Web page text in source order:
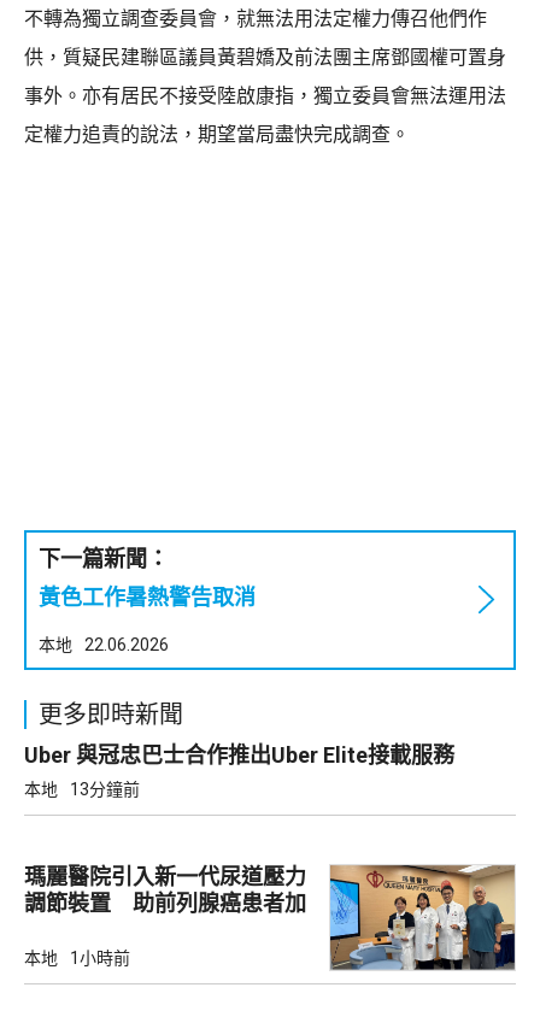
不轉為獨立調查委員會，就無法用法定權力傳召他們作
供，質疑民建聯區議員黃碧嬌及前法團主席鄧國權可置身
事外。亦有居民不接受陸啟康指，獨立委員會無法運用法
定權力追責的說法，期望當局盡快完成調查。
下一篇新聞：
黃色工作暑熱警告取消
本地 22.06.2026
更多即時新聞
Uber 與冠忠巴士合作推出Uber Elite接載服務
本地 13分鐘前
瑪麗醫院引入新一代尿道壓力
調節裝置 助前列腺癌患者加
本地 1小時前